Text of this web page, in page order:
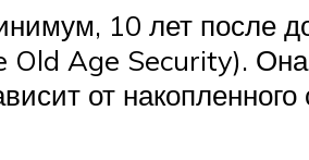
10 лет после
Old Age Security).
от